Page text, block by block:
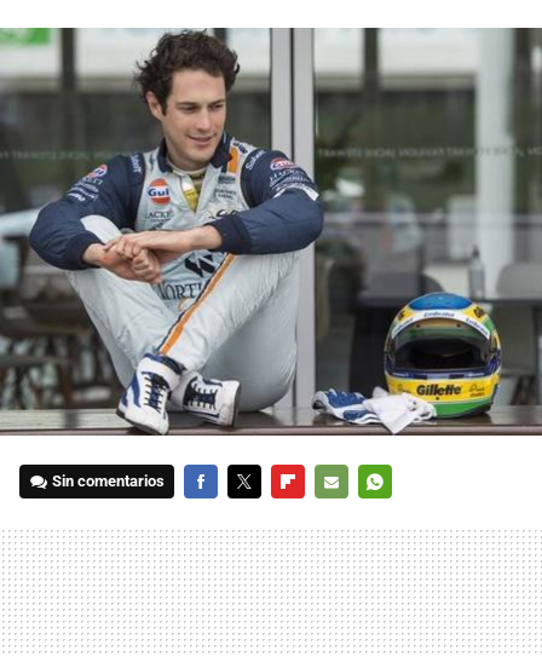
Sin comentarios
MAIL